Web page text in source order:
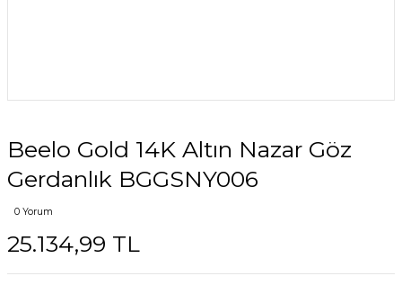
Beelo Gold 14K Altın Nazar Göz
Gerdanlık BGGSNY006
0 Yorum
25.134,99 TL